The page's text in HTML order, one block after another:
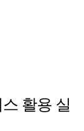
활용 실